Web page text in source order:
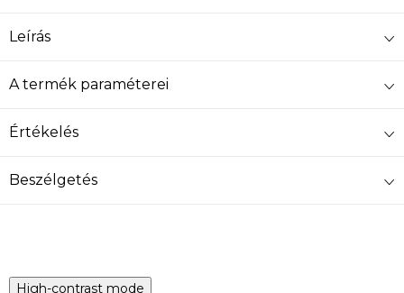
Leírás
A termék paraméterei
Értékelés
Beszélgetés
High-contrast mode